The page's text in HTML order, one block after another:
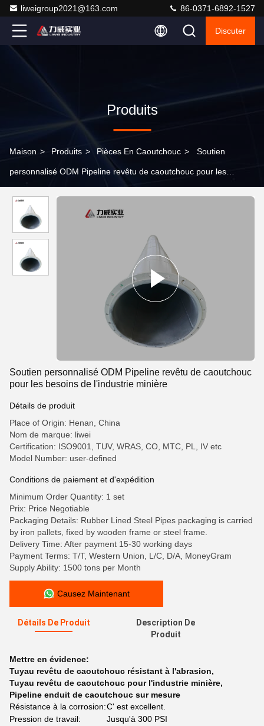
liweigroup2021@163.com 86-0371-6892-1527
Discuter
Produits
Maison > Produits > Pièces En Caoutchouc > Soutien
personnalisé ODM Pipeline revêtu de caoutchouc pour les
Soutien personnalisé ODM Pipeline revêtu de caoutchouc
pour les besoins de l'industrie minière
Détails de produit
Place of Origin: Henan, China
Nom de marque: liwei
Certification: ISO9001, TUV, WRAS, CO, MTC, PL, IV etc
Model Number: user-defined
Conditions de paiement et d'expédition
Minimum Order Quantity: 1 set
Prix: Price Negotiable
Packaging Details: Rubber Lined Steel Pipes packaging is carried
by iron pallets, fixed by wooden frame or steel frame.
Delivery Time: After payment 15-30 working days
Payment Terms: T/T, Western Union, L/C, D/A, MoneyGram
Supply Ability: 1500 tons per Month
Causez Maintenant
Détails De Produit
Description De
Produit
Mettre en évidence:
Tuyau revêtu de caoutchouc résistant à l'abrasion,
Tuyau revêtu de caoutchouc pour l'industrie minière,
Pipeline enduit de caoutchouc sur mesure
Résistance à la corrosion:C' est excellent.
Pression de travail:
Jusqu'à 300 PSI